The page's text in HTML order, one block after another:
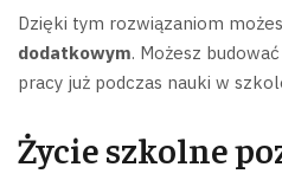
Dzięki tym rozwiązaniom
dodatkowym. Możesz
pracy już podczas nauki w
Życie szkolne